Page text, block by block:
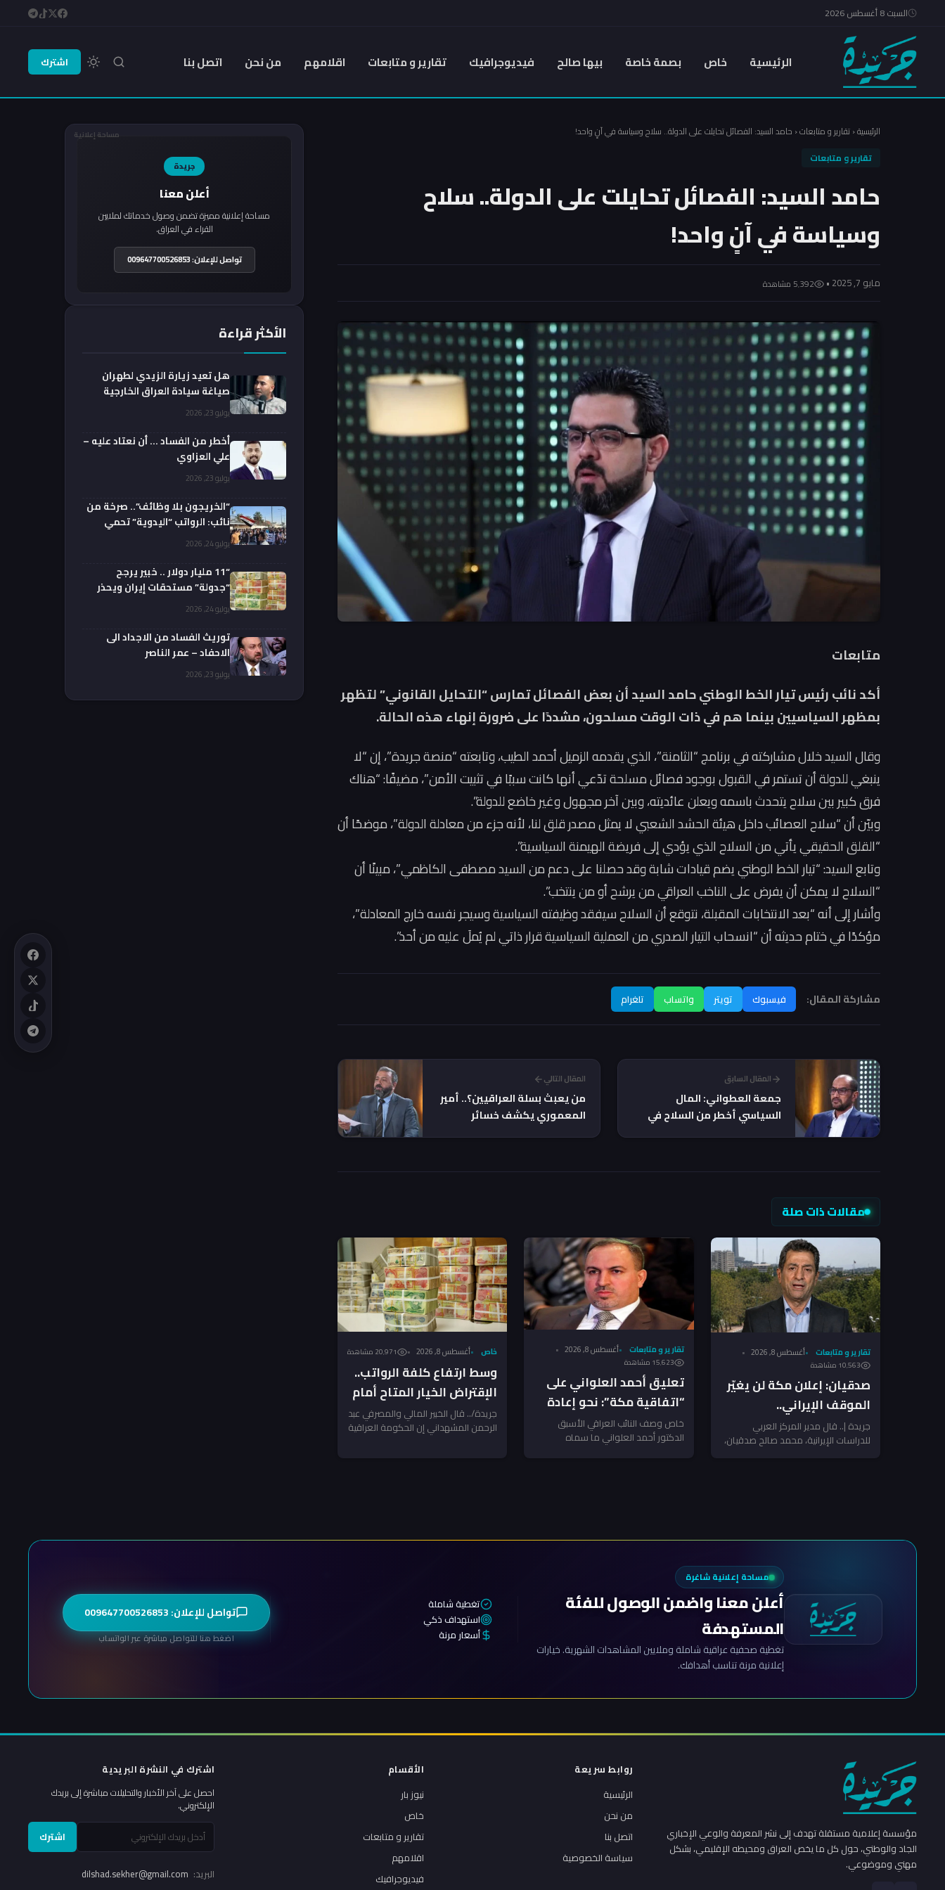
السبت 8 أغسطس 2026
الرئيسية خاص بصمة خاصة بيها صالح فيديوجرافيك تقارير و متابعات اقلامهم من نحن اتصل بنا اشترك
الرئيسية‹تقارير و متابعات‹ حامد السيد: الفصائل تحايلت على الدولة.. سلاح وسياسة في آنٍ واحد!
تقارير و متابعات
حامد السيد: الفصائل تحايلت على الدولة.. سلاح
وسياسة في آنٍ واحد!
مايو 7, 2025 • 5٬392 مشاهدة
متابعات
أكد نائب رئيس تيار الخط الوطني حامد السيد أن بعض الفصائل تمارس “التحايل القانوني” لتظهر
بمظهر السياسيين بينما هم في ذات الوقت مسلحون، مشددًا على ضرورة إنهاء هذه الحالة.
وقال السيد خلال مشاركته في برنامج “الثامنة”، الذي يقدمه الزميل أحمد الطيب، وتابعته “منصة جريدة”، إن “لا
ينبغي للدولة أن تستمر في القبول بوجود فصائل مسلحة تدّعي أنها كانت سببًا في تثبيت الأمن”، مضيفًا: “هناك
فرق كبير بين سلاح يتحدث باسمه ويعلن عائديته، وبين آخر مجهول وغير خاضع للدولة”.
وبيّن أن “سلاح العصائب داخل هيئة الحشد الشعبي لا يمثل مصدر قلق لنا، لأنه جزء من معادلة الدولة”، موضحًا أن
“القلق الحقيقي يأتي من السلاح الذي يؤدي إلى فريضة الهيمنة السياسية”.
وتابع السيد: “تيار الخط الوطني يضم قيادات شابة وقد حصلنا على دعم من السيد مصطفى الكاظمي”، مبينًا أن
“السلاح لا يمكن أن يفرض على الناخب العراقي من يرشح أو من ينتخب”.
وأشار إلى أنه “بعد الانتخابات المقبلة، نتوقع أن السلاح سيفقد وظيفته السياسية وسيجر نفسه خارج المعادلة”،
مؤكدًا في ختام حديثه أن “انسحاب التيار الصدري من العملية السياسية قرار ذاتي لم يُملَ عليه من أحد”.
مشاركة المقال: فيسبوك تويتر واتساب تلغرام
المقال السابق
جمعة العطواني: المال
السياسي أخطر من السلاح في
المقال التالي
من يعبث بسلة العراقيين؟.. أمير
المعموري يكشف خسائر
مقالات ذات صلة
تقارير و متابعات أغسطس 8, 2026
10٬563 مشاهدة
صدقيان: إعلان مكة لن يغيّر
الموقف الإيراني..
والمراهنة على انهيار
الاقتصاد رهان غير مجدٍ
جريدة |.. قال مدير المركز العربي
للدراسات الإيرانية، محمد صالح صدقيان،
تقارير و متابعات أغسطس 8, 2026
15٬623 مشاهدة
تعليق أحمد العلواني على
“اتفاقية مكة”: نحو إعادة
تشكيل النظام الإقليمي
خاص وصف النائب العراقي الأسبق
الدكتور أحمد العلواني ما سماه
خاص أغسطس 8, 2026 20٬971 مشاهدة
وسط ارتفاع كلفة الرواتب..
الإقتراض الخيار المتاح أمام
الحكومة العراقية – خبير
جريدة/.. قال الخبير المالي والمصرفي عبد
الرحمن المشهداني إن الحكومة العراقية
مساحة إعلانية
جريدة
أعلن معنا
مساحة إعلانية مميزة تضمن وصول خدماتك لملايين
القراء في العراق.
تواصل للإعلان: 009647700526853
الأكثر قراءة
هل تعيد زيارة الزيدي لطهران
صياغة سيادة العراق الخارجية
فعليا؟.. باحث يوضحيوليو 23, 2026
أخطر من الفساد … أن نعتاد عليه –
علي العزاوي
يوليو 23, 2026
“الخريجون بلا وظائف”.. صرخة من
نائب: الرواتب “اليدوية” تحمي
الفضائيين!يوليو 24, 2026
“11 مليار دولار .. خبير يرجح
“جدولة” مستحقات إيران ويحذر
من السداد الفورييوليو 24, 2026
توريث الفساد من الاجداد الى
الاحفاد – عمر الناصر
يوليو 23, 2026
مساحة إعلانية شاغرة
أعلن معنا واضمن الوصول للفئة
المستهدفة
تغطية صحفية عراقية شاملة وملايين المشاهدات الشهرية. خيارات
إعلانية مرنة تناسب أهدافك.
تغطية شاملة
استهداف ذكي
أسعار مرنة
تواصل للإعلان: 009647700526853
اضغط هنا للتواصل مباشرة عبر الواتساب
مؤسسة إعلامية مستقلة تهدف إلى نشر المعرفة والوعي الإخباري
الجاد والوطني، حول كل ما يخص العراق ومحيطه الإقليمي، بشكل
مهني وموضوعي.
روابط سريعة
الرئيسية
من نحن
اتصل بنا
سياسة الخصوصية
الأقسام
نيوز بار
خاص
تقارير و متابعات
اقلامهم
فيديوجرافيك
اشترك في النشرة البريدية
احصل على آخر الأخبار والتحليلات مباشرة إلى بريدك
الإلكتروني.
اشترك
البريد: